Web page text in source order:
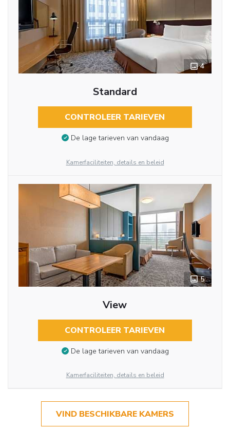
4
Standard
CONTROLEER TARIEVEN
De lage tarieven van vandaag
Kamerfaciliteiten, details en beleid
5
View
CONTROLEER TARIEVEN
De lage tarieven van vandaag
Kamerfaciliteiten, details en beleid
VIND BESCHIKBARE KAMERS